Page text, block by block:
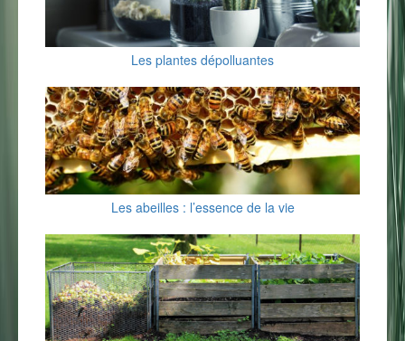
Les plantes dépolluantes
Les abeilles : l’essence de la vie